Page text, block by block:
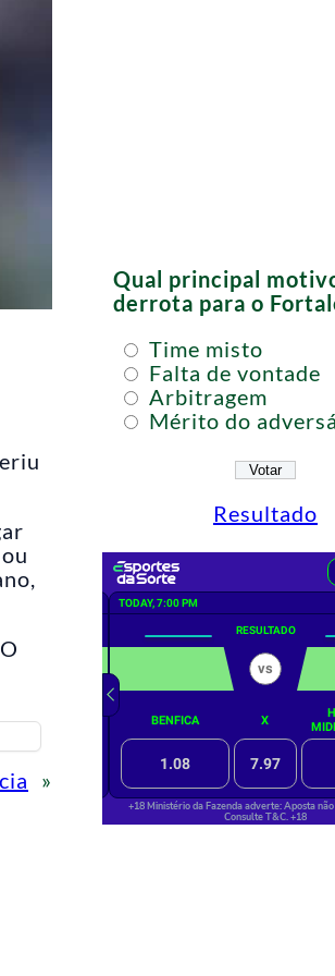
»
Qual principal
derrota para o
Time misto
Falta de vontade
Arbitragem
Mérito do
Resultado